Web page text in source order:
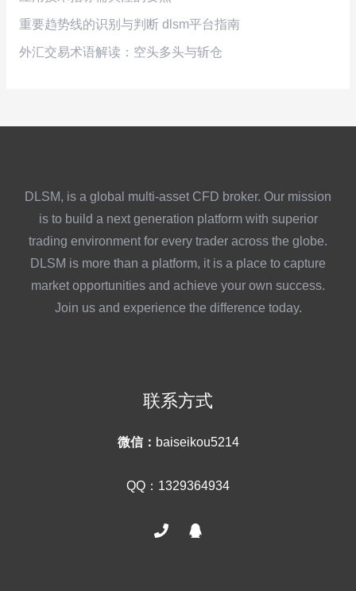
重要趋势线的识别与判断 dlsm平台指南
外汇交易术语解读：空头多头与斩仓
DLSM, is a global multi-asset CFD broker. Our mission
is to build a next generation platform with superior
trading environment for every trader across the globe.
DLSM is more than a platform, it is a place to capture
market opportunities and achieve your own success.
Join us and experience the difference today.
联系方式
微信： baiseikou5214
QQ：1329364934